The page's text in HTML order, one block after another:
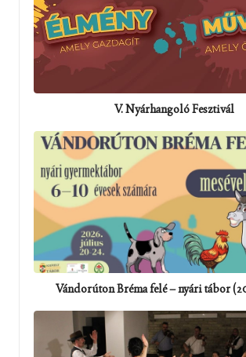
V. Nyárhangoló Fesztivál
Vándorúton Bréma felé – nyári tábor